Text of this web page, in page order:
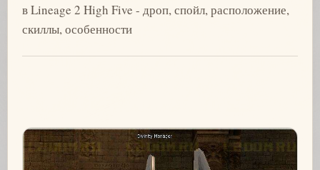
в Lineage 2 High Five - дроп, спойл, расположение,
скиллы, особенности